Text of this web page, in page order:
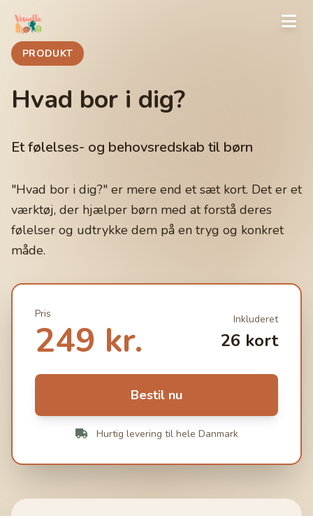
PRODUKT
Hvad bor i dig?
Et følelses- og behovsredskab til børn
"Hvad bor i dig?" er mere end et sæt kort. Det er et
værktøj, der hjælper børn med at forstå deres
følelser og udtrykke dem på en tryg og konkret
måde.
Pris
249 kr. Inkluderet
26 kort
Bestil nu
Hurtig levering til hele Danmark